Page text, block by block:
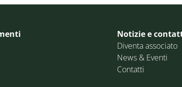
Notizie e
Diventa associato
News & Eventi
Contatti